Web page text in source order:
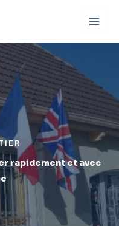
rapidement et avec